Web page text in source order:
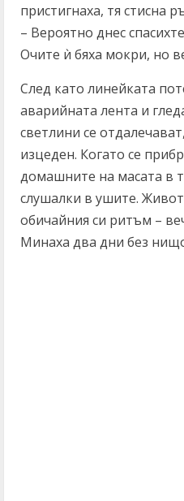
пристигнаха, тя стисна
– Вероятно днес
Очите ѝ бяха мокри, но
След като линейката
аварийната лента и
светлини се
изцеден. Когато се
домашните на масата в
слушалки в ушите.
обичайния си ритъм –
Минаха два дни без